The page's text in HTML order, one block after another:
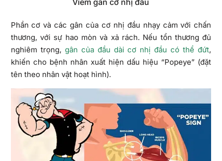
Phần cơ và các gân của cơ nhị đầu nhạy cảm với chấn
thương, với sự hao mòn và xả rách. Nếu tổn thương đủ
nghiêm trọng, gân của đầu dài cơ nhị đầu có thể đứt,
khiến cho bệnh nhân xuất hiện dấu hiệu “Popeye” (đặt
tên theo nhân vật hoạt hình).